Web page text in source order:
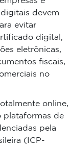
devem
evitar
digital,
eletrônicas,
fiscais,
no
online,
plataformas de
pela
(ICP-